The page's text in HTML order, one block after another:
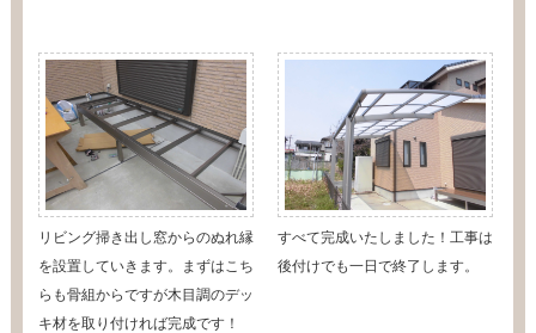
リビング掃き出し窓からのぬれ縁
を設置していきます。まずはこち
らも骨組からですが木目調のデッ
キ材を取り付ければ完成です！
すべて完成いたしました！工事は
後付けでも一日で終了します。